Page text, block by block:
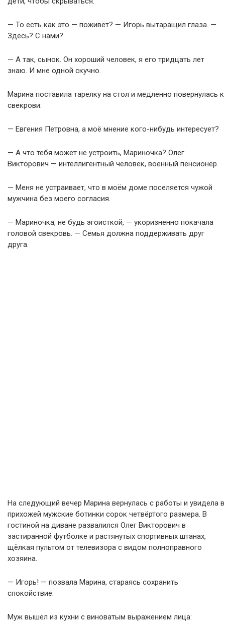
— То есть как это — поживёт? — Игорь вытаращил глаза. —
Здесь? С нами?
— А так, сынок. Он хороший человек, я его тридцать лет
знаю. И мне одной скучно.
Марина поставила тарелку на стол и медленно повернулась к
свекрови:
— Евгения Петровна, а моё мнение кого-нибудь интересует?
— А что тебя может не устроить, Мариночка? Олег
Викторович — интеллигентный человек, военный пенсионер.
— Меня не устраивает, что в моём доме поселяется чужой
мужчина без моего согласия.
— Мариночка, не будь эгоисткой, — укоризненно покачала
головой свекровь. — Семья должна поддерживать друг
друга.
На следующий вечер Марина вернулась с работы и увидела в
прихожей мужские ботинки сорок четвёртого размера. В
гостиной на диване развалился Олег Викторович в
застиранной футболке и растянутых спортивных штанах,
щёлкая пультом от телевизора с видом полноправного
хозяина.
— Игорь! — позвала Марина, стараясь сохранить
спокойствие.
Муж вышел из кухни с виноватым выражением лица: